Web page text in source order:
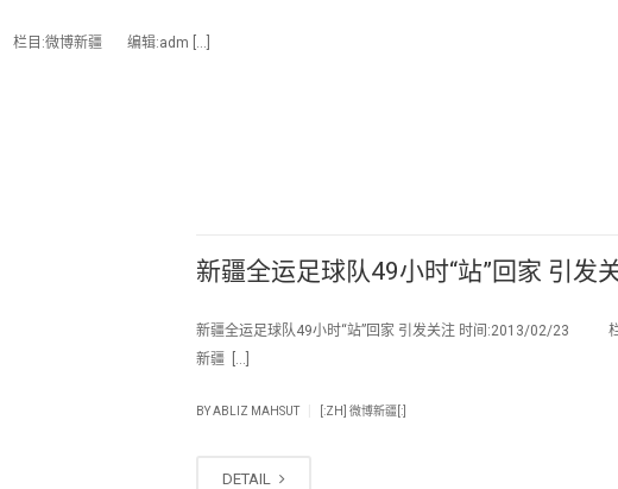
栏目:微博新疆 编辑:adm […]
新疆全运足球队49小时“站”回家 引发
新疆全运足球队49小时“站”回家 引发关注 时间:2013/02/23
新疆 […]
BYABLIZ MAHSUT [:ZH] 微博新疆[:]
DETAIL